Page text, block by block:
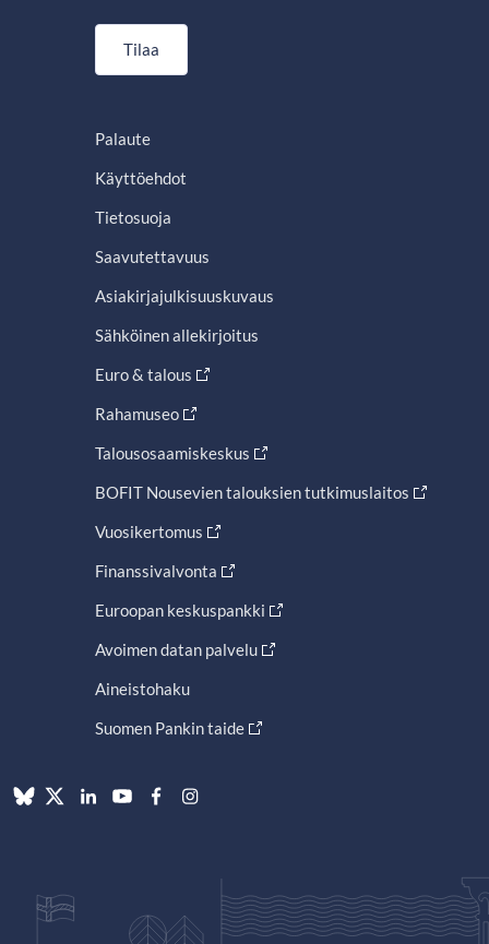
Tilaa
Palaute
Käyttöehdot
Tietosuoja
Saavutettavuus
Asiakirjajulkisuuskuvaus
Sähköinen allekirjoitus
Euro & talous
Rahamuseo
Talousosaamiskeskus
BOFIT Nousevien talouksien tutkimuslaitos
Vuosikertomus
Finanssivalvonta
Euroopan keskuspankki
Avoimen datan palvelu
Aineistohaku
Suomen Pankin taide